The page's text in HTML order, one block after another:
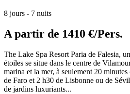
8 jours - 7 nuits
A partir de 1410 €/Pers.
The Lake Spa Resort Paria de Falesia,
étoiles se situe dans le centre de
marina et la mer, à seulement 20
de Faro et 2 h30 de Lisbonne ou de
de jardins luxuriants...